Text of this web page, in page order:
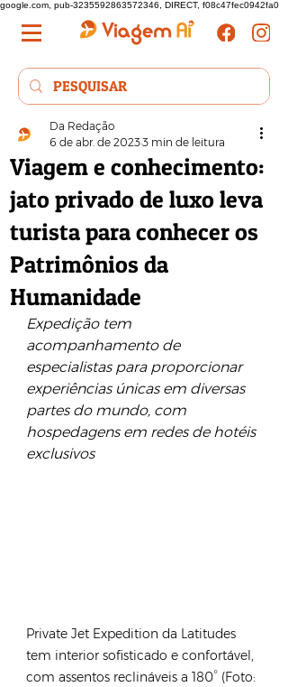
google.com, pub-3235592863572346, DIRECT, f08c47fec0942fa0
Viagem e conhecimento:
jato privado de luxo leva
turista para conhecer os
Patrimônios da
Humanidade
Da Redação
6 de abr. de 20233 min de leitura
Expedição tem
acompanhamento de
especialistas para proporcionar
experiências únicas em diversas
partes do mundo, com
hospedagens em redes de hotéis
exclusivos
Private Jet Expedition da Latitudes
tem interior sofisticado e confortável,
com assentos reclináveis a 180° (Foto: